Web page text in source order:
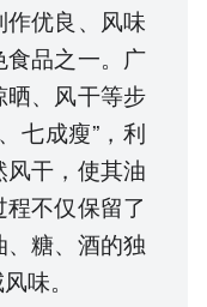
优良、风味
品之一。广
、风干等步
七成瘦”，利
干，使其油
不仅保留了
糖、酒的独
味。